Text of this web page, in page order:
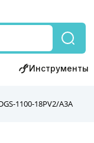
Инструменты
1100-18PV2/A3A